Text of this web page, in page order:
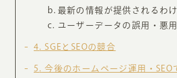
最新の情報が提供されるわ
ユーザーデータの誤用・悪
4 SGEとSEOの競合
5 今後のホームページ運用・SEO